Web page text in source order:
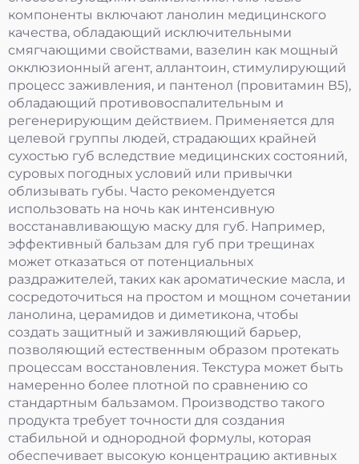
компоненты включают ланолин медицинского
качества, обладающий исключительными
смягчающими свойствами, вазелин как мощный
окклюзионный агент, аллантоин, стимулирующий
процесс заживления, и пантенол (провитамин В5),
обладающий противовоспалительным и
регенерирующим действием. Применяется для
целевой группы людей, страдающих крайней
сухостью губ вследствие медицинских состояний,
суровых погодных условий или привычки
облизывать губы. Часто рекомендуется
использовать на ночь как интенсивную
восстанавливающую маску для губ. Например,
эффективный бальзам для губ при трещинах
может отказаться от потенциальных
раздражителей, таких как ароматические масла, и
сосредоточиться на простом и мощном сочетании
ланолина, церамидов и диметикона, чтобы
создать защитный и заживляющий барьер,
позволяющий естественным образом протекать
процессам восстановления. Текстура может быть
намеренно более плотной по сравнению со
стандартным бальзамом. Производство такого
продукта требует точности для создания
стабильной и однородной формулы, которая
обеспечивает высокую концентрацию активных